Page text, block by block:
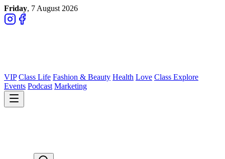
Friday, 7 August 2026
VIP Class Life Fashion & Beauty Health Love Class Explore
Events Podcast Marketing